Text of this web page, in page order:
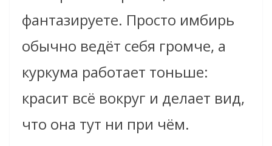
фантазируете. Просто имбирь
обычно ведёт себя громче, а
куркума работает тоньше:
красит всё вокруг и делает вид,
что она тут ни при чём.